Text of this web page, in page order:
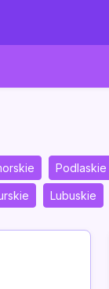
Podlaskie
Lubuskie